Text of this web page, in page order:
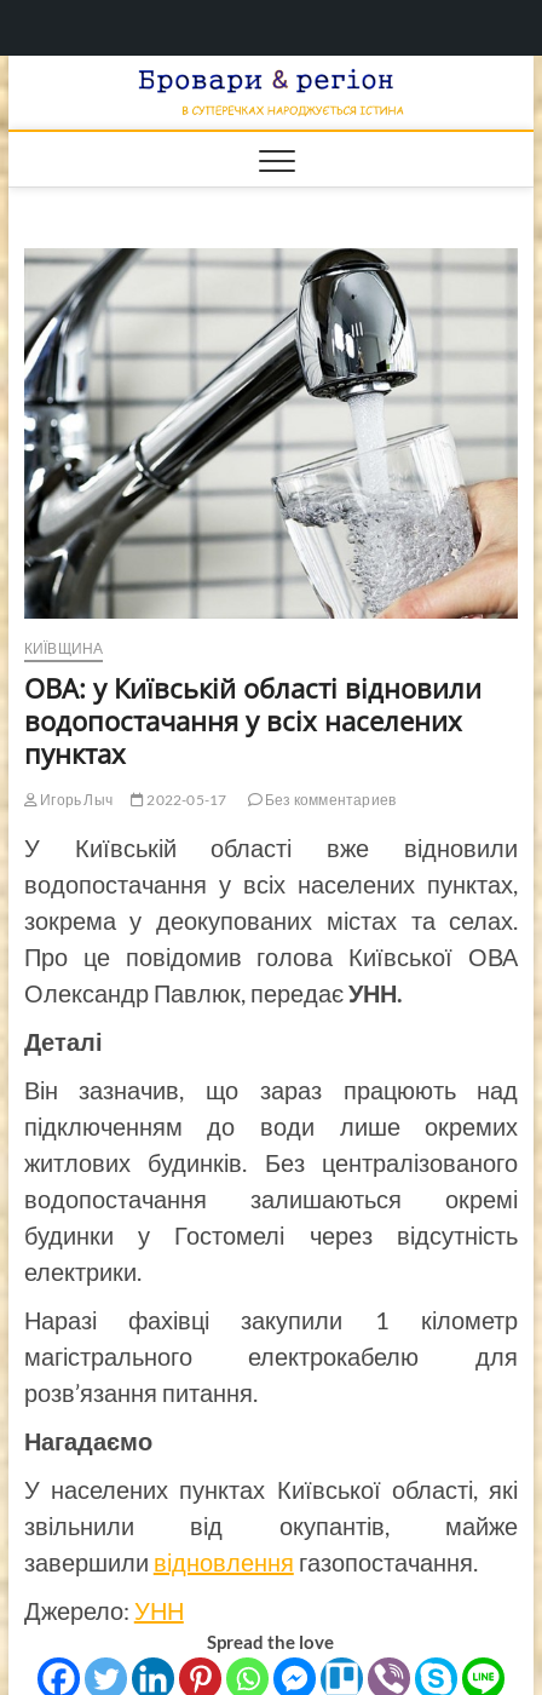
содержимому
НАРОДЖУЄТЬСЯ
КИЇВЩИНА
ОВА: у Київській області відновили
водопостачання у всіх населених
пунктах
Игорь Лыч 2022-05-17 Без комментариев
У Київській області вже відновили
водопостачання у всіх населених пунктах,
зокрема у деокупованих містах та селах.
Про це повідомив голова Київської ОВА
Олександр Павлюк, передаєУНН.
Деталі
Він зазначив, що зараз працюють над
підключенням до води лише окремих
житлових будинків. Без централізованого
водопостачання залишаються окремі
будинки у Гостомелі через відсутність
електрики.
Наразі фахівці закупили 1 кілометр
магістрального електрокабелю для
розв’язання питання.
Нагадаємо
У населених пунктах Київської області, які
звільнили від окупантів, майже
завершили відновлення газопостачання.
Джерело: УНН
Spread the love